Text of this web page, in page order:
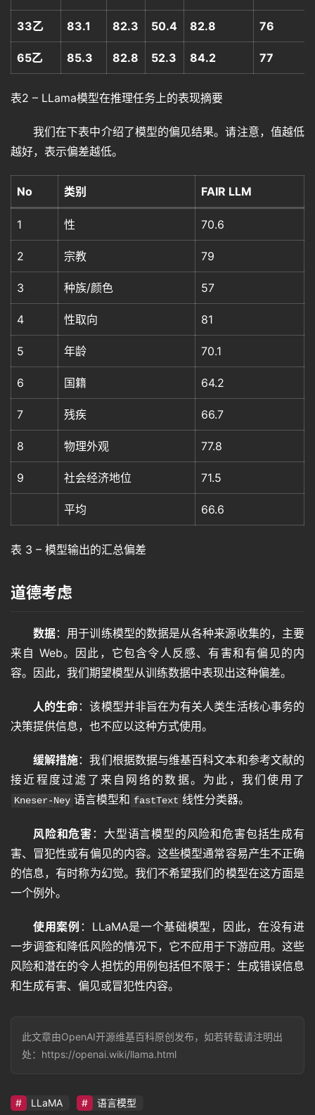
33乙 83.1 82.3 50.4 82.8 76
65乙 85.3 82.8 52.3 84.2 77
表2 – LLama模型在推理任务上的表现摘要
我们在下表中介绍了模型的偏见结果。请注意，值越低
越好，表示偏差越低。
No 类别 FAIR LLM
1 性 70.6
2 宗教 79
3 种族/颜色 57
4 性取向 81
5 年龄 70.1
6 国籍 64.2
7 残疾 66.7
8 物理外观 77.8
9 社会经济地位 71.5
平均 66.6
表 3 – 模型输出的汇总偏差
道德考虑
数据：用于训练模型的数据是从各种来源收集的，主要
来自 Web。因此，它包含令人反感、有害和有偏见的内
容。因此，我们期望模型从训练数据中表现出这种偏差。
人的生命：该模型并非旨在为有关人类生活核心事务的
决策提供信息，也不应以这种方式使用。
缓解措施：我们根据数据与维基百科文本和参考文献的
接近程度过滤了来自网络的数据。为此，我们使用了
Kneser-Ney 语言模型和 fastText 线性分类器。
风险和危害 ：大型语言模型的风险和危害包括生成有
害、冒犯性或有偏见的内容。这些模型通常容易产生不正确
的信息，有时称为幻觉。我们不希望我们的模型在这方面是
一个例外。
使用案例 ：LLaMA是一个基础模型，因此，在没有进
一步调查和降低风险的情况下，它不应用于下游应用。这些
风险和潜在的令人担忧的用例包括但不限于：生成错误信息
和生成有害、偏见或冒犯性内容。
此文章由OpenAI开源维基百科原创发布，如若转载请注明出
处：https://openai.wiki/llama.html
LLaMA 语言模型